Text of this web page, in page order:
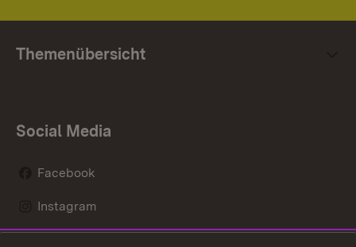
Themenübersicht
Social Media
Facebook
Instagram